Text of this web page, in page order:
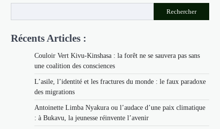
Rechercher
Récents Articles :
Couloir Vert Kivu-Kinshasa : la forêt ne se sauvera pas sans
une coalition des consciences
L’asile, l’identité et les fractures du monde : le faux paradoxe
des migrations
Antoinette Limba Nyakura ou l’audace d’une paix climatique
: à Bukavu, la jeunesse réinvente l’avenir